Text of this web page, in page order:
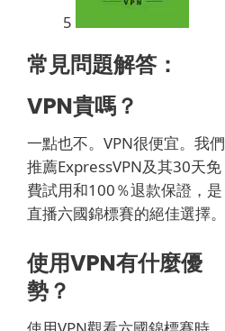
5
常見問題解答：
VPN貴嗎？
一點也不。 VPN很便宜。 我們
推薦ExpressVPN及其30天免
費試用和100％退款保證，是
直播六國錦標賽的絕佳選擇。
使用VPN有什麼優
勢？